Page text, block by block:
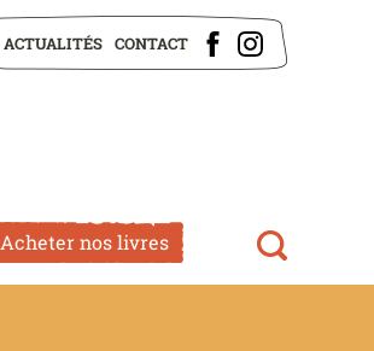
ACTUALITÉS CONTACT
Acheter nos livres